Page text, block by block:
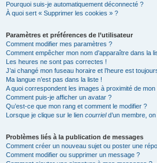
Pourquoi suis-je automatiquement déconnecté ?
À quoi sert « Supprimer les cookies » ?
Paramètres et préférences de l’utilisateur
Comment modifier mes paramètres ?
Comment empêcher mon nom d’apparaître dans la
Les heures ne sont pas correctes !
J’ai changé mon fuseau horaire et l’heure est
Ma langue n’est pas dans la liste !
A quoi correspondent les images à proximité de mon
Comment puis-je afficher un avatar ?
Qu’est-ce que mon rang et comment le modifier ?
Lorsque je clique sur le lien courrield’un membre,
Problèmes liés à la publication de messages
Comment créer un nouveau sujet ou poster une
Comment modifier ou supprimer un message ?